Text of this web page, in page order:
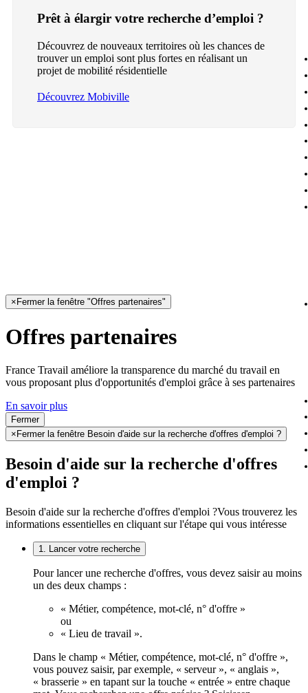
Prêt à élargir votre recherche d’emploi ?
Découvrez de nouveaux territoires où les chances de
trouver un emploi sont plus fortes en réalisant un
projet de mobilité résidentielle
Découvrez Mobiville
× Fermer la fenêtre "Offres partenaires"
Offres partenaires
France Travail améliore la transparence du marché du travail en
vous proposant plus d'opportunités d'emploi grâce à ses partenaires
En savoir plus
Fermer
× Fermer la fenêtre Besoin d'aide sur la recherche d'offres d'emploi ?
Besoin d'aide sur la recherche d'offres
d'emploi ?
Besoin d'aide sur la recherche d'offres d'emploi ?Vous trouverez les
informations essentielles en cliquant sur l'étape qui vous intéresse
1. Lancer votre recherche
Pour lancer une recherche d'offres, vous devez saisir au moins
un des deux champs :
« Métier, compétence, mot-clé, n° d'offre »
ou
« Lieu de travail ».
Dans le champ « Métier, compétence, mot-clé, n° d'offre »,
vous pouvez saisir, par exemple, « serveur », « anglais »,
« brasserie » en tapant sur la touche « entrée » entre chaque